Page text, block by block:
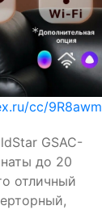
cc/9R8awm
GSAC-
до 20
отличный